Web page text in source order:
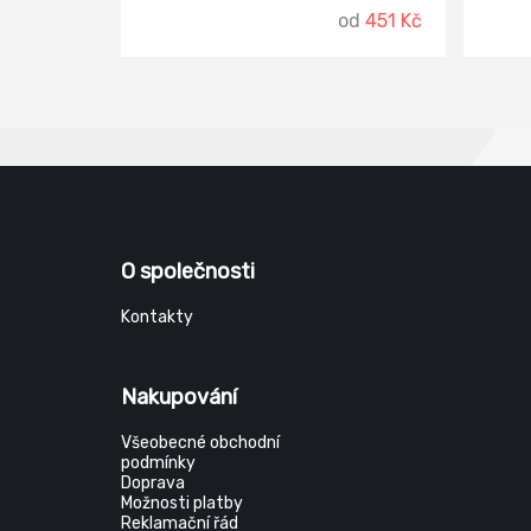
sádrovláknitých a dřevovláknitých
desek, omítek s akrylátovým
od 451 Kč
Lze
O společnosti
Kontakty
Nakupování
Všeobecné obchodní
podmínky
Doprava
Možnosti platby
Reklamační řád